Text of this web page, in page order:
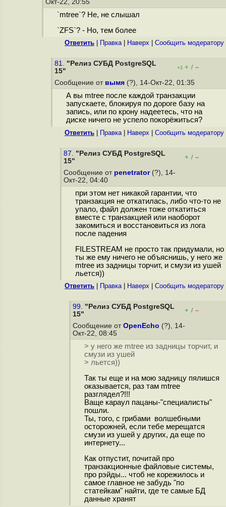
Окт-22, 20:55
`mtree`? Не, не слышал
`ZFS`? - Но, тем более
Ответить Правка| Наверх Cообщить модератору
81. "Релиз СУБД PostgreSQL
15"
+1 + / –
Сообщение от вымя (?), 14-Окт-22, 01:35
А вы mtree после каждой транзакции
запускаете, блокируя по дороге базу на
запись, или по крону надеетесь, что на
диске ничего не успело покорёжиться?
Ответить Правка| Наверх Cообщить модератору
87. "Релиз СУБД PostgreSQL
15"
+ / –
Сообщение от penetrator(?), 14-
Окт-22, 04:40
при этом нет никакой гарантии, что
транзакция не откатилась, либо что-то не
упало, файл должен тоже откатиться
вместе с транзакцией или наоборот
закомиться и восстановиться из лога
после падения
FILESTREAM не просто так придумали, но
ты же ему ничего не объяснишь, у него же
mtree из задницы торчит, и смузи из ушей
льется))
Ответить Правка| Наверх Cообщить модератору
99. "Релиз СУБД PostgreSQL
15"
+ / –
Сообщение от OpenEcho (?), 14-
Окт-22, 08:45
> у него же mtree из задницы торчит, и
смузи из ушей
> льется))
Так ты еще и на мою задницу пялишся
оказывается, раз там mtree
разглядел?!!!
Ваще караул пацаны-"специалисты"
пошли.
Ты, того, с грибами волшебными
осторожней, если тебе мерещатся
смузи из ушей у других, да еще по
интернету...
Как отпустит, почитай про
транзакционные файловые системы,
про рэйды... чтоб не корежилось и
самое главное не забудь "по
статейкам" найти, где те самые БД
данные хранят